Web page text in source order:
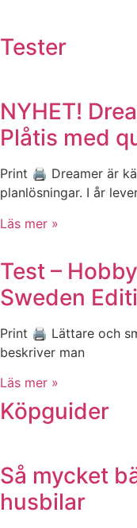
Tester
NYHET!
Plåtis med
Print 🖨 Dreamer är
planlösningar. I år
Läs mer »
Test –
Sweden
Print 🖨 Lättare och
beskriver man
Läs mer »
Köpguider
Så mycket
husbilar